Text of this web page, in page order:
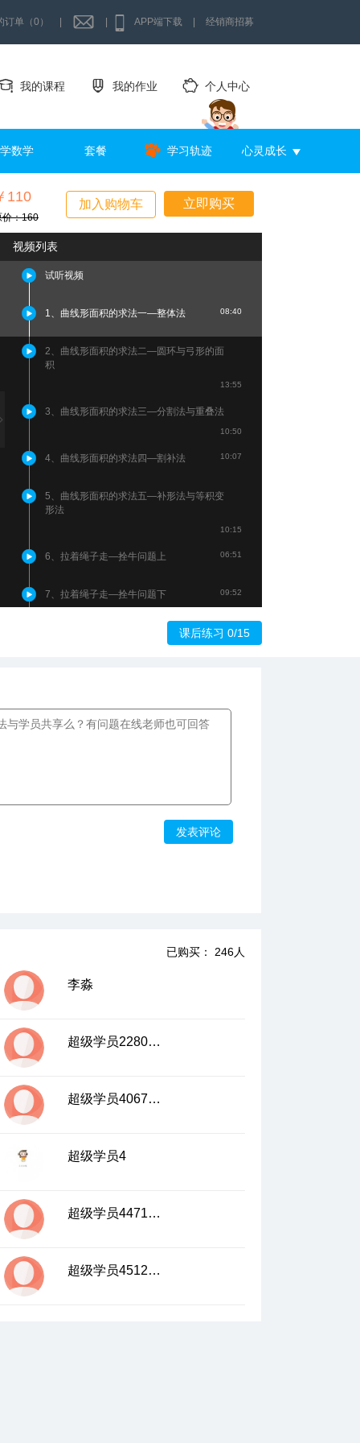
订单（0） APP端下载 经销商招募
我的课程 我的作业 个人中心
数学 套餐 学习轨迹 心灵成长
立即购买
加入购物车
110
价：160
视频列表
试听视频
1、曲线形面积的求法一—整体法 08:40
2、曲线形面积的求法二—圆环与弓形的面
积
13:55
3、曲线形面积的求法三—分割法与重叠法
10:50
4、曲线形面积的求法四—割补法 10:07
5、曲线形面积的求法五—补形法与等积变
形法
10:15
6、拉着绳子走—拴牛问题上 06:51
7、拉着绳子走—拴牛问题下 09:52
8、转动的覆盖—旋转扫过面积问题 09:58
课后练习 0/15
发表评论
已购买： 246人
李淼
超级学员2280961
超级学员4067447
超级学员4
超级学员4471767
超级学员4512138